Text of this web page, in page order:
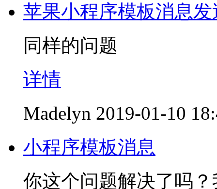
苹果小程序模板消息
同样的问题
详情
Madelyn 2019-01-10
小程序模板消息
你这个问题解决了吗